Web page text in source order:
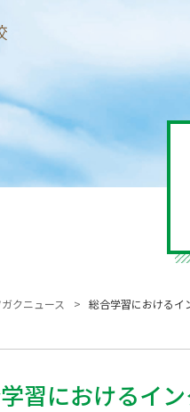
クニュース 総合学習におけるイ
習におけるイ